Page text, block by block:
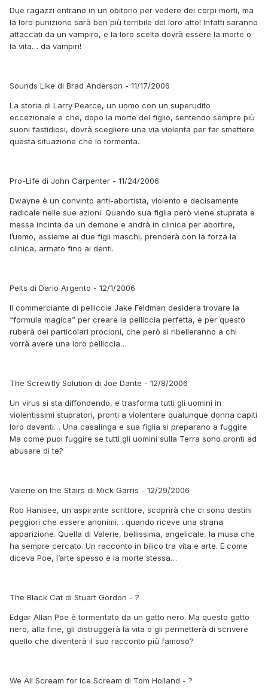
Due ragazzi entrano in un obitorio per vedere dei corpi morti, ma
la loro punizione sarà ben più terribile del loro atto! Infatti saranno
attaccati da un vampiro, e la loro scelta dovrà essere la morte o
la vita… da vampiri!
Sounds Like di Brad Anderson - 11/17/2006
La storia di Larry Pearce, un uomo con un superudito
eccezionale e che, dopo la morte del figlio, sentendo sempre più
suoni fastidiosi, dovrà scegliere una via violenta per far smettere
questa situazione che lo tormenta.
Pro-Life di John Carpenter - 11/24/2006
Dwayne è un convinto anti-abortista, violento e decisamente
radicale nelle sue azioni. Quando sua figlia però viene stuprata e
messa incinta da un demone e andrà in clinica per abortire,
l’uomo, assieme ai due figli maschi, prenderà con la forza la
clinica, armato fino ai denti.
Pelts di Dario Argento - 12/1/2006
Il commerciante di pelliccie Jake Feldman desidera trovare la
“formula magica” per creare la pelliccia perfetta, e per questo
ruberà dei particolari procioni, che però si ribelleranno a chi
vorrà avere una loro pelliccia…
The Screwfly Solution di Joe Dante - 12/8/2006
Un virus si sta diffondendo, e trasforma tutti gli uomini in
violentissimi stupratori, pronti a violentare qualunque donna capiti
loro davanti… Una casalinga e sua figlia si preparano a fuggire.
Ma come puoi fuggire se tutti gli uomini sulla Terra sono pronti ad
abusare di te?
Valerie on the Stairs di Mick Garris - 12/29/2006
Rob Hanisee, un aspirante scrittore, scoprirà che ci sono destini
peggiori che essere anonimi… quando riceve una strana
apparizione. Quella di Valerie, bellissima, angelicale, la musa che
ha sempre cercato. Un racconto in bilico tra vita e arte. E come
diceva Poe, l’arte spesso è la morte stessa…
The Black Cat di Stuart Gordon - ?
Edgar Allan Poe è tormentato da un gatto nero. Ma questo gatto
nero, alla fine, gli distruggerà la vita o gli permetterà di scrivere
quello che diventerà il suo racconto più famoso?
We All Scream for Ice Scream di Tom Holland - ?